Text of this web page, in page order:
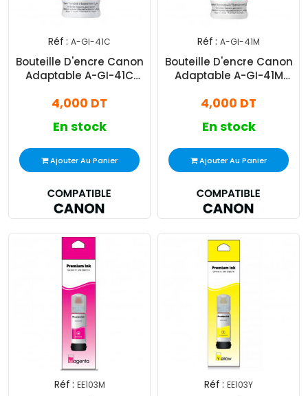
Réf : A-GI-41C
Bouteille D'encre Canon
Adaptable A-GI-41C
4,000 DT
En stock
Ajouter Au Panier
Réf : A-GI-41M
Bouteille D'encre Canon
Adaptable A-GI-41M
4,000 DT
En stock
Ajouter Au Panier
Réf : EE103M Réf : EE103Y